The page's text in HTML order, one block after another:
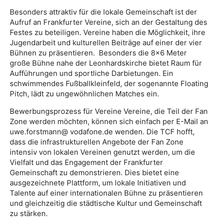
Besonders attraktiv für die lokale Gemeinschaft ist der
Aufruf an Frankfurter Vereine, sich an der Gestaltung des
Festes zu beteiligen. Vereine haben die Möglichkeit, ihre
Jugendarbeit und kulturellen Beiträge auf einer der vier
Bühnen zu präsentieren. Besonders die 8×6 Meter
große Bühne nahe der Leonhardskirche bietet Raum für
Aufführungen und sportliche Darbietungen. Ein
schwimmendes Fußballkleinfeld, der sogenannte Floating
Pitch, lädt zu ungewöhnlichen Matches ein.
Bewerbungsprozess für Vereine Vereine, die Teil der Fan
Zone werden möchten, können sich einfach per E-Mail an
uwe.forstmann@ vodafone.de wenden. Die TCF hofft,
dass die infrastrukturellen Angebote der Fan Zone
intensiv von lokalen Vereinen genutzt werden, um die
Vielfalt und das Engagement der Frankfurter
Gemeinschaft zu demonstrieren. Dies bietet eine
ausgezeichnete Plattform, um lokale Initiativen und
Talente auf einer internationalen Bühne zu präsentieren
und gleichzeitig die städtische Kultur und Gemeinschaft
zu stärken.